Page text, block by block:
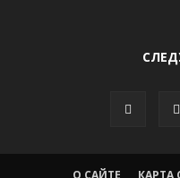
О САЙТЕ КАРТА